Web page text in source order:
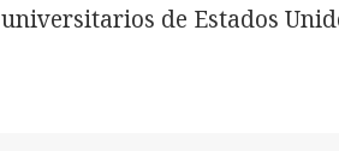
universitarios de Estados